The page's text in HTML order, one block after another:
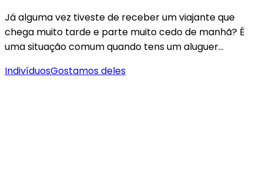
Já alguma vez tiveste de receber um viajante que
chega muito tarde e parte muito cedo de manhã? É
uma situação comum quando tens um aluguer…
IndivíduosGostamos deles